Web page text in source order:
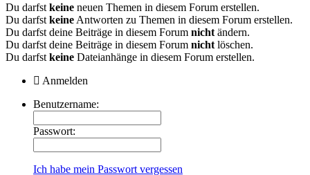
Du darfst keine neuen Themen in diesem Forum erstellen.
Du darfst keine Antworten zu Themen in diesem Forum erstellen.
Du darfst deine Beiträge in diesem Forum nicht ändern.
Du darfst deine Beiträge in diesem Forum nicht löschen.
Du darfst keine Dateianhänge in diesem Forum erstellen.
Anmelden
Benutzername:
Passwort:
Ich habe mein Passwort vergessen